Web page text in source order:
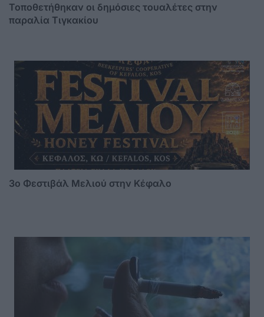
Τοποθετήθηκαν οι δημόσιες τουαλέτες στην
παραλία Τιγκακίου
3o Φεστιβάλ Μελιού στην Κέφαλο